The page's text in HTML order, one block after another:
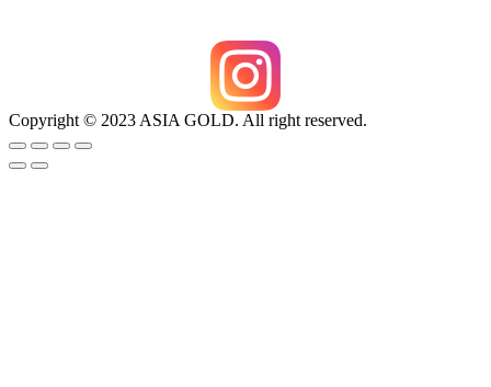
Copyright © 2023 ASIA GOLD. All right reserved.